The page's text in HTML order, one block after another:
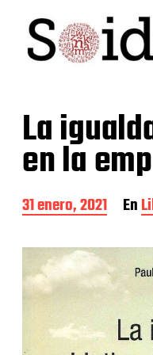
La
en la
F
e
h
d
l
e
31 enero, 2021 En